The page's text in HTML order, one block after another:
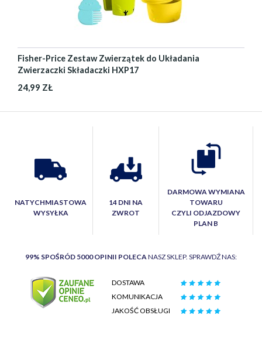
Fisher-Price Zestaw Zwierzątek do Układania
Zwierzaczki Składaczki HXP17
24,99 ZŁ
NATYCHMIASTOWA
WYSYŁKA
14 DNI NA
ZWROT
DARMOWA WYMIANA
TOWARU
CZYLI ODJAZDOWY
PLAN B
99% SPOŚRÓD 5000 OPINII POLECA NASZ SKLEP. SPRAWDŹ NAS:
DOSTAWA
KOMUNIKACJA
JAKOŚĆ OBSŁUGI